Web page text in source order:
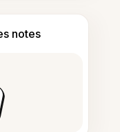
notes